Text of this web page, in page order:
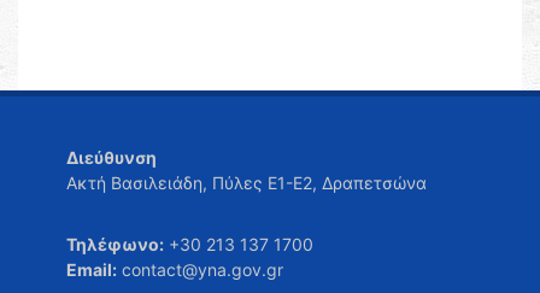
Διεύθυνση
Ακτή Βασιλειάδη, Πύλες Ε1-Ε2, Δραπετσώνα
Τηλέφωνο: +30 213 137 1700
Email: contact@yna.gov.gr